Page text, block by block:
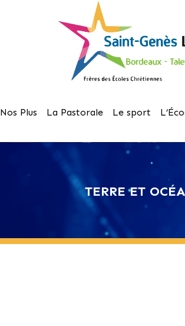
Nos Plus La Pastorale Le sport
TERRE ET